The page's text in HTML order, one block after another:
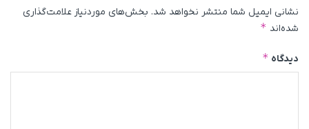
نشانی ایمیل شما منتشر نخواهد شد. بخش‌های موردنیاز علامت‌گذاری
شده‌اند *
دیدگاه *